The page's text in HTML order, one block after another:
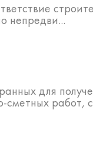
непредви...
для
работ,